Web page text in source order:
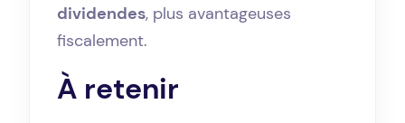
dividendes, plus avantageuses
fiscalement.
À retenir